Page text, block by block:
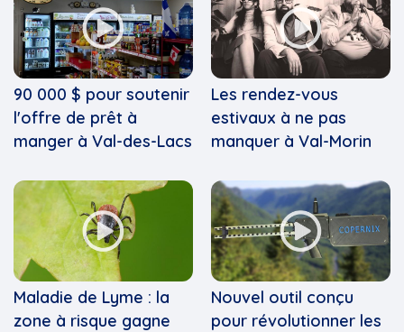
90 000 $ pour soutenir
l'offre de prêt à
manger à Val-des-Lacs
Les rendez-vous
estivaux à ne pas
manquer à Val-Morin
Maladie de Lyme : la
zone à risque gagne
Nouvel outil conçu
pour révolutionner les